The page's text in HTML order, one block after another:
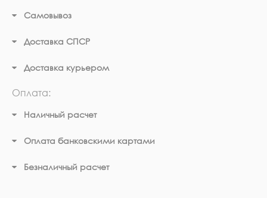
Самовывоз
Доставка СПСР
Доставка курьером
Оплата:
Наличный расчет
Оплата банковскими картами
Безналичный расчет